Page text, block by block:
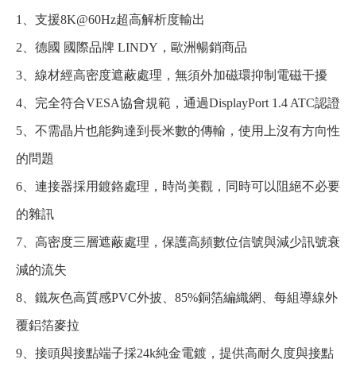
1、支援8K@60Hz超高解析度輸出
2、德國 國際品牌 LINDY，歐洲暢銷商品
3、線材經高密度遮蔽處理，無須外加磁環抑制電磁干擾
4、完全符合VESA協會規範，通過DisplayPort 1.4 ATC認證
5、不需晶片也能夠達到長米數的傳輸，使用上沒有方向性
的問題
6、連接器採用鍍鉻處理，時尚美觀，同時可以阻絕不必要
的雜訊
7、高密度三層遮蔽處理，保護高頻數位信號與減少訊號衰
減的流失
8、鐵灰色高質感PVC外披、85%銅箔編織網、每組導線外
覆鋁箔麥拉
9、接頭與接點端子採24k純金電鍍，提供高耐久度與接點